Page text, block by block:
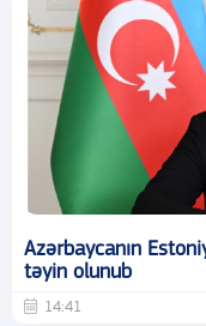
Azərbaycanın
təyin olunub
14:41